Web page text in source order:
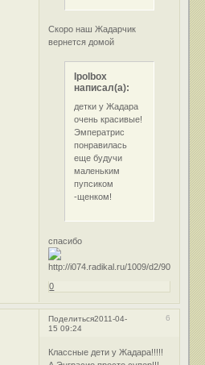
Скоро наш Жадарчик
вернется домой
Ipolbox
написал(а):
детки у Жадара
очень красивые!
Эмператрис
понравилась
еще будучи
маленьким
пупсиком
-щенком!
спасибо
0
Поделиться 6
2011-04-
15 09:24
Классные дети у Жадара!!!!!